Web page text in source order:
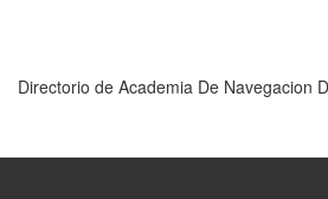
Directorio de Academia De Navegacion